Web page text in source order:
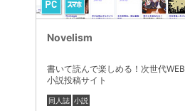
Novelism
書いて読んで楽しめる！次世代WEB
小説投稿サイト
同人誌 小説